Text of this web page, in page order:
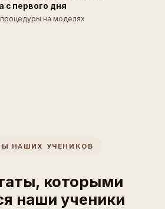
с первого дня
на моделях
НАШИХ УЧЕНИКОВ
которыми
наши ученики